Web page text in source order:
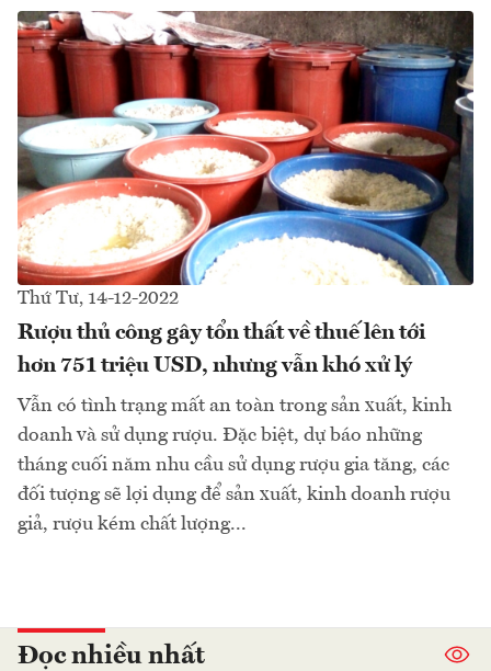
Thứ Tư, 14-12-2022
Rượu thủ công gây tổn thất về thuế lên tới
hơn 751 triệu USD, nhưng vẫn khó xử lý
Vẫn có tình trạng mất an toàn trong sản xuất, kinh
doanh và sử dụng rượu. Đặc biệt, dự báo những
tháng cuối năm nhu cầu sử dụng rượu gia tăng, các
đối tượng sẽ lợi dụng để sản xuất, kinh doanh rượu
giả, rượu kém chất lượng...
Đọc nhiều nhất